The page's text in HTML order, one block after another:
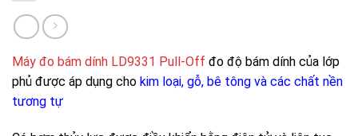
Máy đo bám dính LD9331 Pull-Off đo độ bám dính của lớp
phủ được áp dụng cho kim loại, gỗ, bê tông và các chất nền
tương tự